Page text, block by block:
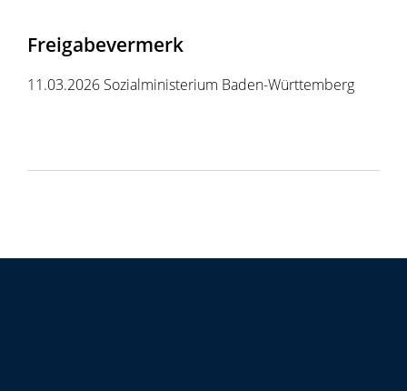
Freigabevermerk
11.03.2026 Sozialministerium Baden-Württemberg